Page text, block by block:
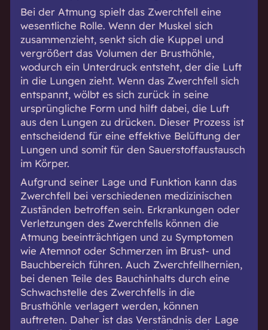
Bei der Atmung spielt das Zwerchfell eine
wesentliche Rolle. Wenn der Muskel sich
zusammenzieht, senkt sich die Kuppel und
vergrößert das Volumen der Brusthöhle,
wodurch ein Unterdruck entsteht, der die Luft
in die Lungen zieht. Wenn das Zwerchfell sich
entspannt, wölbt es sich zurück in seine
ursprüngliche Form und hilft dabei, die Luft
aus den Lungen zu drücken. Dieser Prozess ist
entscheidend für eine effektive Belüftung der
Lungen und somit für den Sauerstoffaustausch
im Körper.
Aufgrund seiner Lage und Funktion kann das
Zwerchfell bei verschiedenen medizinischen
Zuständen betroffen sein. Erkrankungen oder
Verletzungen des Zwerchfells können die
Atmung beeinträchtigen und zu Symptomen
wie Atemnot oder Schmerzen im Brust- und
Bauchbereich führen. Auch Zwerchfellhernien,
bei denen Teile des Bauchinhalts durch eine
Schwachstelle des Zwerchfells in die
Brusthöhle verlagert werden, können
auftreten. Daher ist das Verständnis der Lage